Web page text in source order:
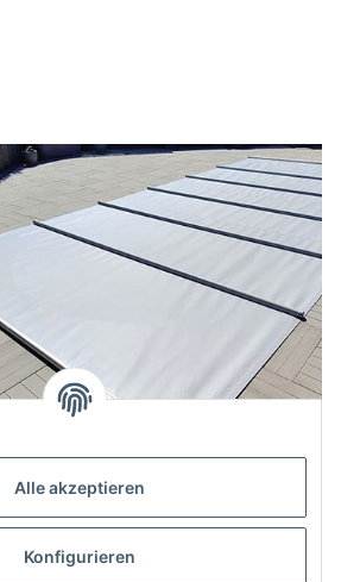
Alle akzeptieren
KonfigurierenSonderanfertigung |